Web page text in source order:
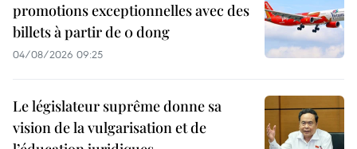
promotions exceptionnelles avec des
billets à partir de 0 dong
04/08/2026 09:25
Le législateur suprême donne sa
vision de la vulgarisation et de